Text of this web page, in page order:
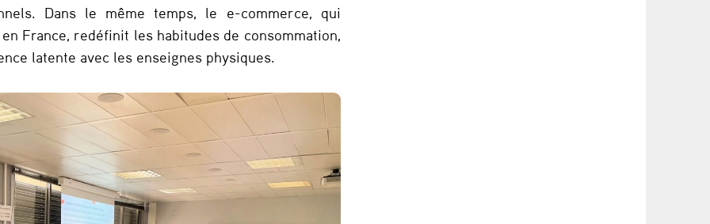
Dans le même temps, le e-commerce, qui
France, redéfinit les habitudes de consommation,
latente avec les enseignes physiques.